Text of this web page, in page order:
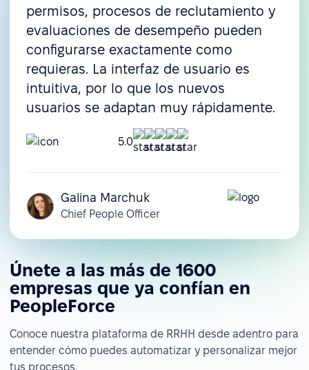
permisos, procesos de reclutamiento y
evaluaciones de desempeño pueden
configurarse exactamente como
requieras. La interfaz de usuario es
intuitiva, por lo que los nuevos
usuarios se adaptan muy rápidamente.
5.0
Galina Marchuk
Chief People Officer
Únete a las más de 1600
empresas que ya confían en
PeopleForce
Conoce nuestra plataforma de RRHH desde adentro para
entender cómo puedes automatizar y personalizar mejor
tus procesos.